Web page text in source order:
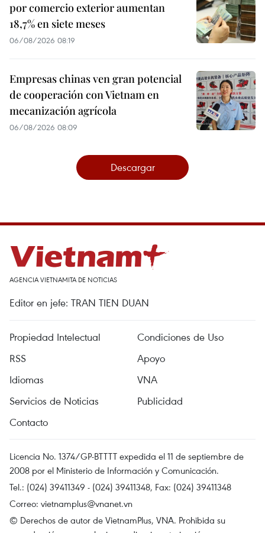
por comercio exterior aumentan
18,7% en siete meses
06/08/2026 08:19
Empresas chinas ven gran potencial
de cooperación con Vietnam en
mecanización agrícola
06/08/2026 08:09
Descargar
AGENCIA VIETNAMITA DE NOTICIAS
Editor en jefe: TRAN TIEN DUAN
Propiedad Intelectual
Condiciones de Uso
RSS
Apoyo
Idiomas
VNA
Servicios de Noticias
Publicidad
Contacto
Licencia No. 1374/GP-BTTTT expedida el 11 de septiembre de
2008 por el Ministerio de Información y Comunicación.
Tel.: (024) 39411349 - (024) 39411348, Fax: (024) 39411348
Correo: vietnamplus@vnanet.vn
© Derechos de autor de VietnamPlus, VNA. Prohibida su